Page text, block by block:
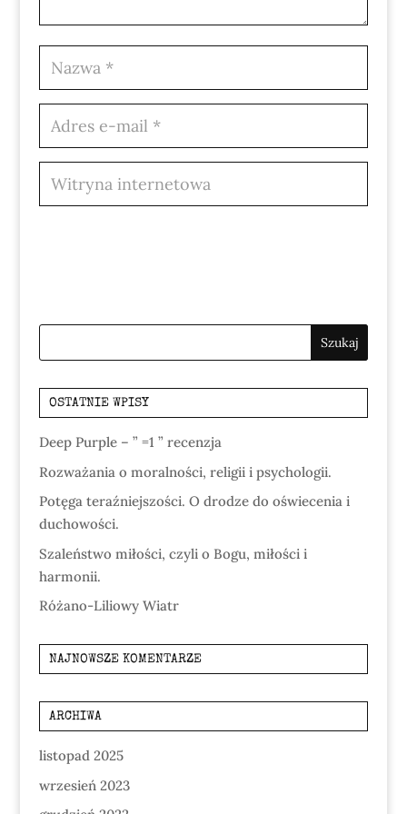
OSTATNIE WPISY
Deep Purple – ” =1 ” recenzja
Rozważania o moralności, religii i psychologii.
Potęga teraźniejszości. O drodze do oświecenia i
duchowości.
Szaleństwo miłości, czyli o Bogu, miłości i
harmonii.
Różano-Liliowy Wiatr
NAJNOWSZE KOMENTARZE
ARCHIWA
listopad 2025
wrzesień 2023